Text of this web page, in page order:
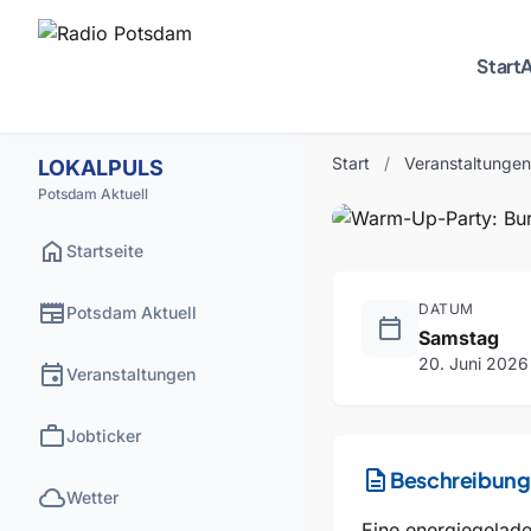
Start
LOKALPULS
Potsdam Aktuell
home Startseite
newspaperPotsdam Aktuell
eventVeranstaltungen
workJobticker
cloudWetter
Start / Veranstaltungen
Warm-
calendar_today
DATUM
Samstag
20. Juni 2026
description Beschreibung